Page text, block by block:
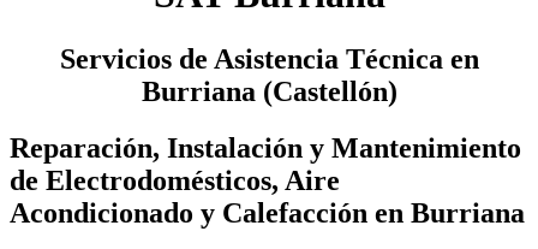
Servicios de Asistencia Técnica en
Burriana (Castellón)
Reparación, Instalación y Mantenimiento
de Electrodomésticos, Aire
Acondicionado y Calefacción en Burriana